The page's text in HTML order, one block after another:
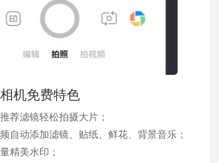
机免费特色
荐滤镜轻松拍摄大片；
自动添加滤镜、贴纸、鲜花、背景音乐；
精美水印；